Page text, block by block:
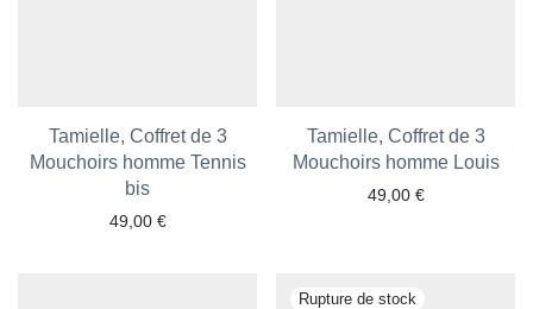
Tamielle, Coffret de 3
Mouchoirs homme Tennis
bis
49,00 €
Tamielle, Coffret de 3
Mouchoirs homme Louis
49,00 €